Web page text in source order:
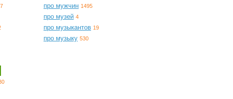
7 про мужчин 1495
про музей 4
про музыкантов 19
про музыку 530